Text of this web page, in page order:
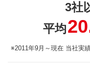
3社
平均
※2011年9月～現在 当社実